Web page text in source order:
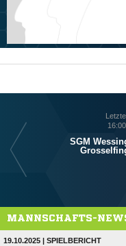
SGM
MANNSCHAFTS-
19.10.2025 | SPIELBERICHT